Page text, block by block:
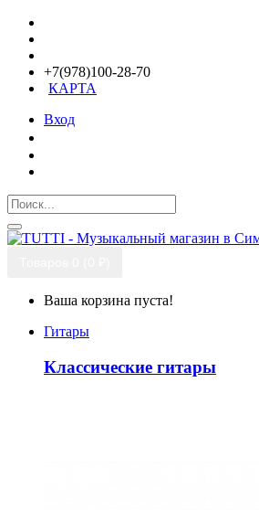
+7(978)100-28-70
КАРТА
Вход
Ваша корзина пуста!
Гитары
Классические гитары